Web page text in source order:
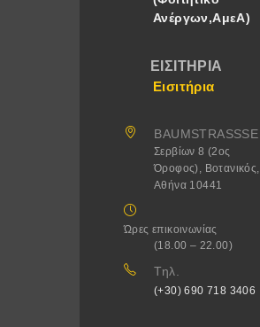
Ανέργων,ΑμεΑ)
ΕΙΣΙΤΉΡΙΑ
Εισιτήρια
BAUMSTRASSSE
Σερβίων 8 (2ος
Όροφος), Βοτανικός,
Αθήνα 10441
Ώρες επικοινωνίας
(18.00 – 22.00)
Τηλ.
(+30) 690 718 3406